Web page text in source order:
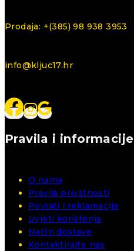
Prodaja: +(385) 98 938 3953
info@kljuc17.hr
Pravila i informacije
O nama
Pravila privatnosti
Povrati i reklamacije
Uvjeti korištenja
Način dostave
Kontaktirajte nas